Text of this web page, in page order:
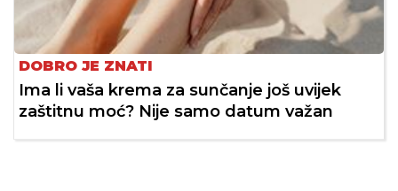
DOBRO JE ZNATI
Ima li vaša krema za sunčanje još uvijek
zaštitnu moć? Nije samo datum važan